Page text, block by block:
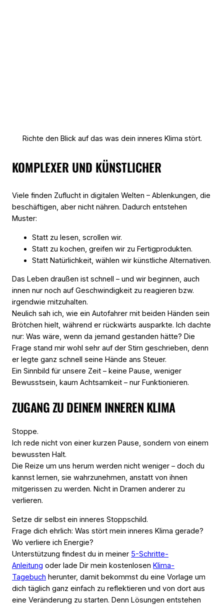
Richte den Blick auf das was dein inneres Klima stört.
KOMPLEXER UND KÜNSTLICHER
Viele finden Zuflucht in digitalen Welten – Ablenkungen, die
beschäftigen, aber nicht nähren. Dadurch entstehen
Muster:
Statt zu lesen, scrollen wir.
Statt zu kochen, greifen wir zu Fertigprodukten.
Statt Natürlichkeit, wählen wir künstliche Alternativen.
Das Leben draußen ist schnell – und wir beginnen, auch
innen nur noch auf Geschwindigkeit zu reagieren bzw.
irgendwie mitzuhalten.
Neulich sah ich, wie ein Autofahrer mit beiden Händen sein
Brötchen hielt, während er rückwärts ausparkte. Ich dachte
nur: Was wäre, wenn da jemand gestanden hätte? Die
Frage stand mir wohl sehr auf der Stirn geschrieben, denn
er legte ganz schnell seine Hände ans Steuer.
Ein Sinnbild für unsere Zeit – keine Pause, weniger
Bewusstsein, kaum Achtsamkeit – nur Funktionieren.
ZUGANG ZU DEINEM INNEREN KLIMA
Stoppe.
Ich rede nicht von einer kurzen Pause, sondern von einem
bewussten Halt.
Die Reize um uns herum werden nicht weniger – doch du
kannst lernen, sie wahrzunehmen, anstatt von ihnen
mitgerissen zu werden. Nicht in Dramen anderer zu
verlieren.
Setze dir selbst ein inneres Stoppschild.
Frage dich ehrlich: Was stört mein inneres Klima gerade?
Wo verliere ich Energie?
Unterstützung findest du in meiner 5-Schritte-
Anleitung oder lade Dir mein kostenlosen Klima-
Tagebuch herunter, damit bekommst du eine Vorlage um
dich täglich ganz einfach zu reflektieren und von dort aus
eine Veränderung zu starten. Denn Lösungen entstehen